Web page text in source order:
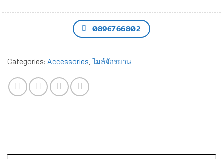
0896766802
Categories: Accessories,ไมล์จักรยาน